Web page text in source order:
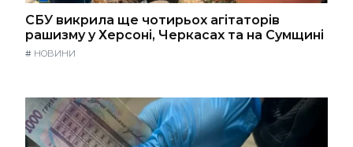
СБУ викрила ще чотирьох агітаторів
рашизму у Херсоні, Черкасах та на Сумщині
# НОВИНИ